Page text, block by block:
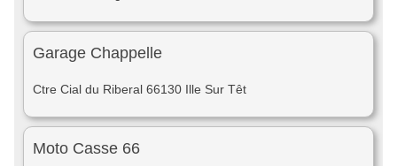
Garage Chappelle
Ctre Cial du Riberal 66130 Ille Sur Têt
Moto Casse 66